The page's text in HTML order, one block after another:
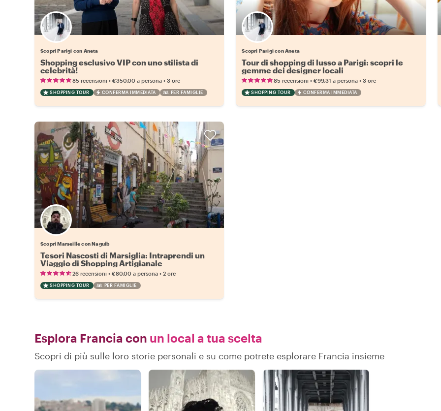
Scopri Parigi con Aneta
Shopping esclusivo VIP con uno stilista di
celebrità!
85 recensioni • €350.00 a persona • 3 ore
SHOPPING TOUR CONFERMA IMMEDIATA PER FAMIGLIE
Scopri Parigi con Aneta
Tour di shopping di lusso a Parigi: scopri le
gemme dei designer locali
85 recensioni •€99.31 a persona •3 ore
SHOPPING TOUR CONFERMA IMMEDIATA
Scopri Marseille con Naguib
Tesori Nascosti di Marsiglia: Intraprendi un
Viaggio di Shopping Artigianale
26 recensioni • €80.00 a persona • 2 ore
SHOPPING TOUR PER FAMIGLIE
Esplora Francia con un local a tua scelta
Scopri di più sulle loro storie personali e su come potrete esplorare Francia insieme